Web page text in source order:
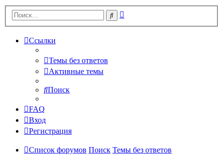
Поиск
Ссылки
Темы без ответов
Активные темы
Поиск
FAQ
Вход
Регистрация
Список форумов Поиск Темы без ответов